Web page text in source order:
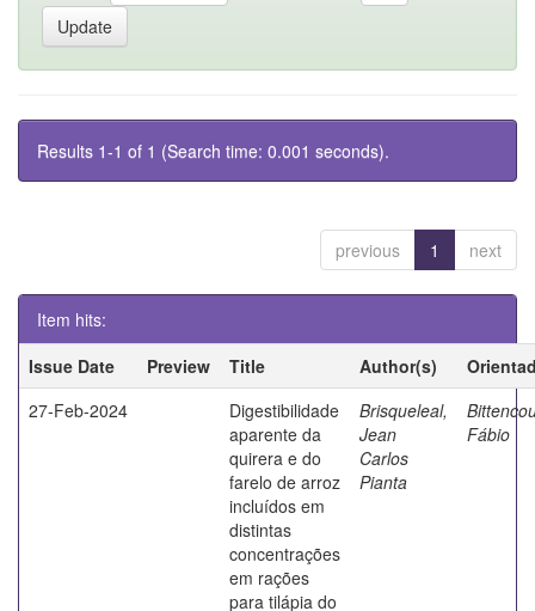
Results 1-1 of 1 (Search time: 0.001 seconds).
previous 1 next
Item hits:
Issue Date
Preview Title Author(s)
27-Feb-2024
Digestibilidade
aparente da
quirera e do
farelo de arroz
incluídos em
distintas
concentrações
em rações
para tilápia do
Brisqueleal,
Jean
Carlos
Pianta
Fábio